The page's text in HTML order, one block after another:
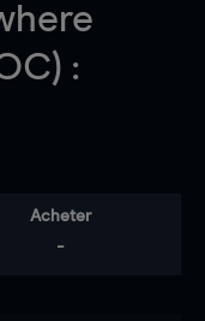
:
Acheter
-